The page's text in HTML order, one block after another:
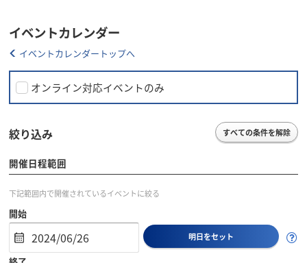
イベントカレンダー
イベントカレンダートップへ
オンライン対応イベントのみ
絞り込み すべての条件を解除
開催日程範囲
下記範囲内で開催されているイベントに絞る
開始
明日をセット